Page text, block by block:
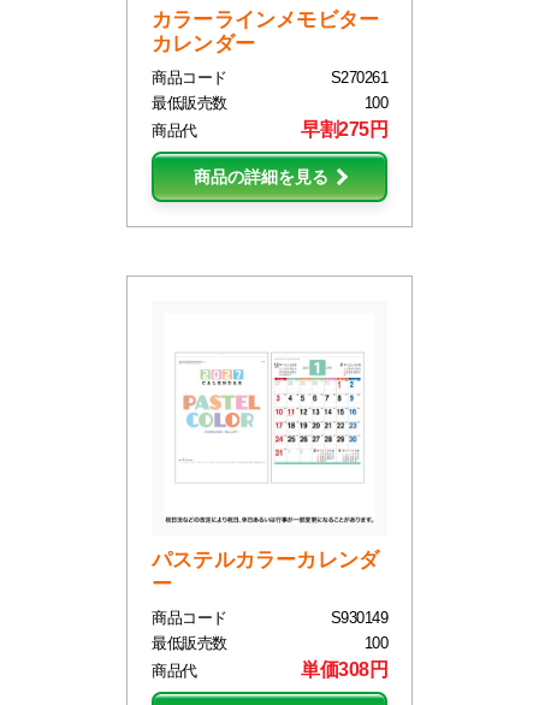
カラーラインメモビター
カレンダー
商品コード
S270261
最低販売数
100
商品代
早割275円
商品の詳細を見る
パステルカラーカレンダ
ー
商品コード
S930149
最低販売数
100
商品代
単価308円